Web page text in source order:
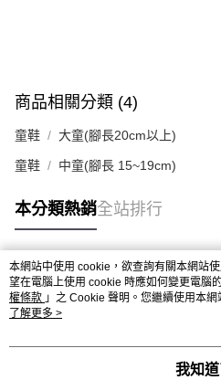
商品相關分類 (4)
童鞋 大童(腳長20cm以上)
童鞋 中童(腳長 15~19cm)
本分類熱銷全站排行
熱門標籤
本網站中使用 cookie，欲查詢有關本網站
望在電腦上使用 cookie 時應如何變更電腦
權條款 」之 Cookie 聲明。您繼續使用本
用條款之 Cookie 聲明使用 cookie。
了解更多 >
我知